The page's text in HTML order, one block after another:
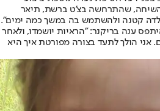
שהתרחשה בצ'ט ברשת, תיאר
קטנה ולהשתמש בה במשך כמה ימים".
ענה בריקנר: "הראיות יושמדו, ולאחר
אני הולך לתעד בצורה מפורטת איך היא